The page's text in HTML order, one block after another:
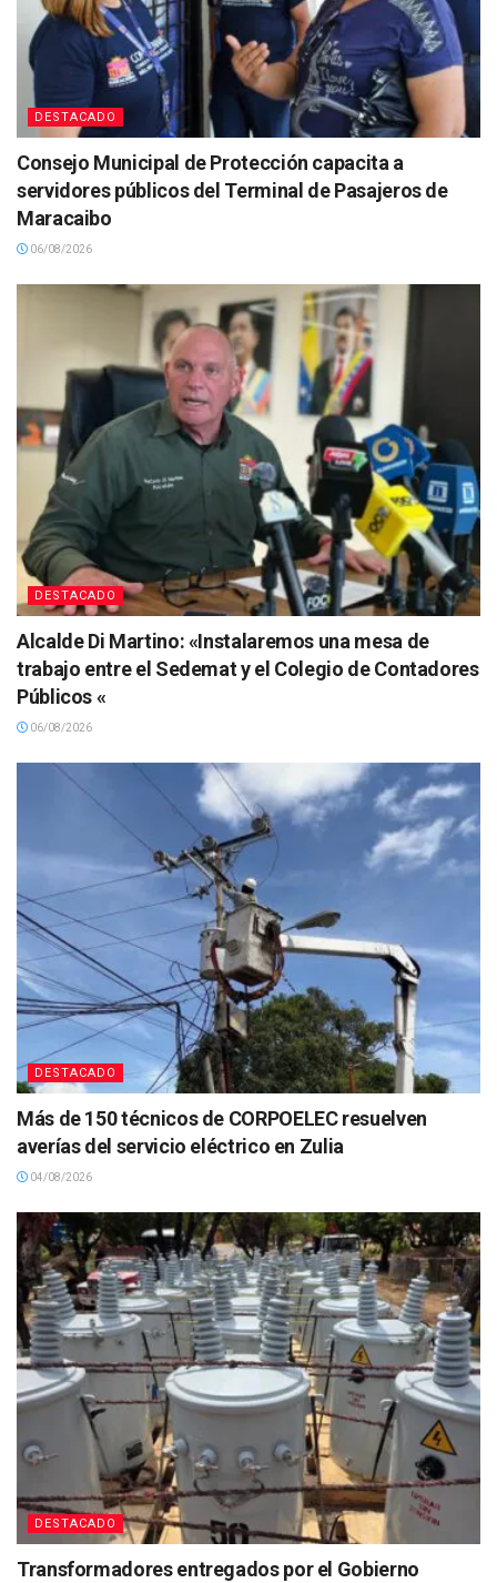
DESTACADO
Consejo Municipal de Protección capacita a
servidores públicos del Terminal de Pasajeros de
Maracaibo
06/08/2026
DESTACADO
Alcalde Di Martino: «Instalaremos una mesa de
trabajo entre el Sedemat y el Colegio de Contadores
Públicos «
06/08/2026
DESTACADO
Más de 150 técnicos de CORPOELEC resuelven
averías del servicio eléctrico en Zulia
04/08/2026
DESTACADO
Transformadores entregados por el Gobierno